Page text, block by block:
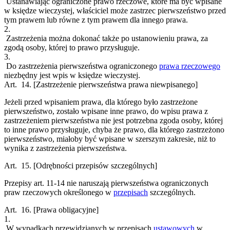
w księdze wieczystej, właściciel może zastrzec pierwszeństwo przed
tym prawem lub równe z tym prawem dla innego prawa.
2.
Zastrzeżenia można dokonać także po ustanowieniu prawa, za
zgodą osoby, której to prawo przysługuje.
3.
Do zastrzeżenia pierwszeństwa ograniczonego prawa rzeczowego
niezbędny jest wpis w księdze wieczystej.
Art. 14. [Zastrzeżenie pierwszeństwa prawa niewpisanego]
Jeżeli przed wpisaniem prawa, dla którego było zastrzeżone
pierwszeństwo, zostało wpisane inne prawo, do wpisu prawa z
zastrzeżeniem pierwszeństwa nie jest potrzebna zgoda osoby, której
to inne prawo przysługuje, chyba że prawo, dla którego zastrzeżono
pierwszeństwo, miałoby być wpisane w szerszym zakresie, niż to
wynika z zastrzeżenia pierwszeństwa.
Art. 15. [Odrębności przepisów szczególnych]
Przepisy art. 11-14 nie naruszają pierwszeństwa ograniczonych
praw rzeczowych określonego w przepisach szczególnych.
Art. 16. [Prawa obligacyjne]
1.
W wypadkach przewidzianych w przepisach ustawowych w